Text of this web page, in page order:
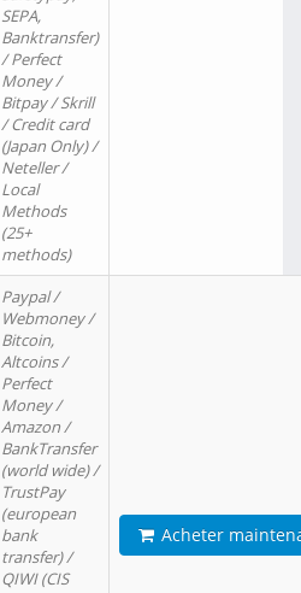
SEPA,
Banktransfer)
/ Perfect
Money /
Bitpay / Skrill
/ Credit card
(Japan Only) /
Neteller /
Local
Methods
(25+
methods)
Paypal /
Webmoney /
Bitcoin,
Altcoins /
Perfect
Money /
Amazon /
BankTransfer
(world wide) /
TrustPay
(european
bank
transfer) /
QIWI (CIS
Acheter